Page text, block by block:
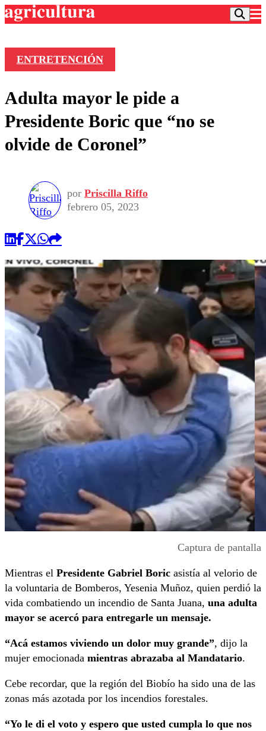
Frecuencias
Agricultura TV
Deportes
Colo Colo
Seleccion Chilena
Torneo Internacional
Entretención
Economía
Internacional
Publicaciones en medios
Opinión
ENTRETENCIÓN
Adulta mayor le pide a
Presidente Boric que “no se
olvide de Coronel”
por Priscilla Riffo
febrero 05, 2023
Captura de pantalla
Mientras el Presidente Gabriel Boric asistía al velorio de
la voluntaria de Bomberos, Yesenia Muñoz, quien perdió la
vida combatiendo un incendio de Santa Juana, una adulta
mayor se acercó para entregarle un mensaje.
“Acá estamos viviendo un dolor muy grande”, dijo la
mujer emocionada mientras abrazaba al Mandatario.
Cebe recordar, que la región del Biobío ha sido una de las
zonas más azotada por los incendios forestales.
“Yo le di el voto y espero que usted cumpla lo que nos